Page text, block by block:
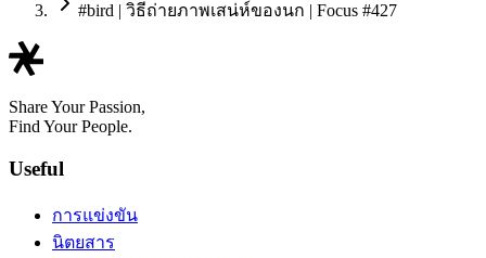
#bird | วิธีถ่ายภาพเสน่ห์ของนก | Focus #427
Share Your Passion,
Find Your People.
Useful
การแข่งขัน
นิตยสาร